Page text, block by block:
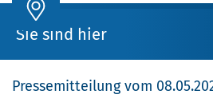
Aktuelles
Stadtporträt
Sie sind hier
Pressemitteilung vom